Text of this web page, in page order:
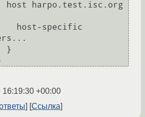
16:19:30 +00:00
Ссылка